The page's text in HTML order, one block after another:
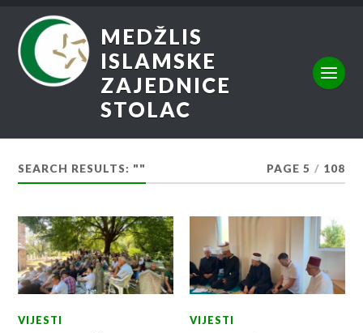
MEDŽLIS
ISLAMSKE
ZAJEDNICE
STOLAC
SEARCH RESULTS: "" PAGE 5 / 108
VIJESTI VIJESTI